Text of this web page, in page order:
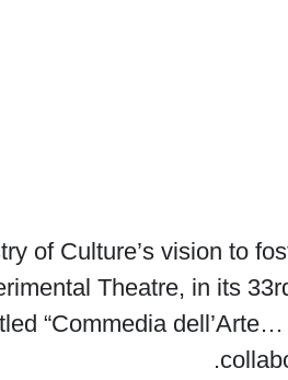
of Culture’s vision to
Theatre, in its
“Commedia